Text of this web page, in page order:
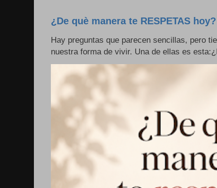
¿De què manera te RESPETAS hoy?
Hay preguntas que parecen sencillas, pero
nuestra forma de vivir. Una de ellas es